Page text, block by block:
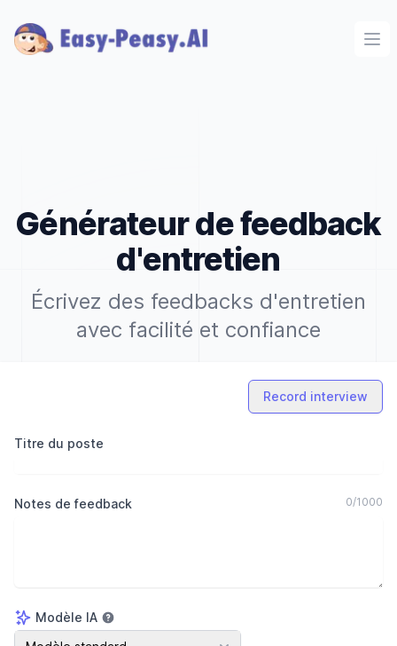
Générateur de feedback
d'entretien
Écrivez des feedbacks d'entretien
avec facilité et confiance
Record interview
Titre du poste
Notes de feedback 0/1000
Modèle IA
Modèle IA